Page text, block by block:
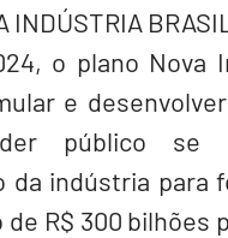
INDÚSTRIA
o plano Nova
e
público se
da indústria para
de R$ 300